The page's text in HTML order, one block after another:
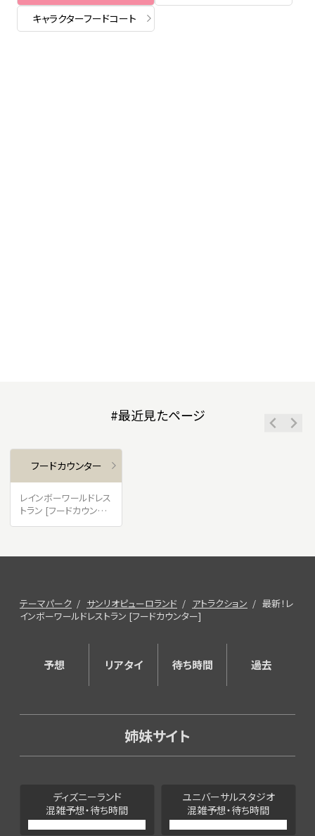
キャラクターフードコート
#最近見たページ
フードカウンター
レインボーワールドレス
トラン [フードカウンタ
テーマパーク サンリオピューロランド アトラクション
最新！レ
インボーワールドレストラン [フードカウンター]
予想 リアタイ 待ち時間 過去
姉妹サイト
ディズニーランド
混雑予想・待ち時間
ユニバーサルスタジオ
混雑予想・待ち時間